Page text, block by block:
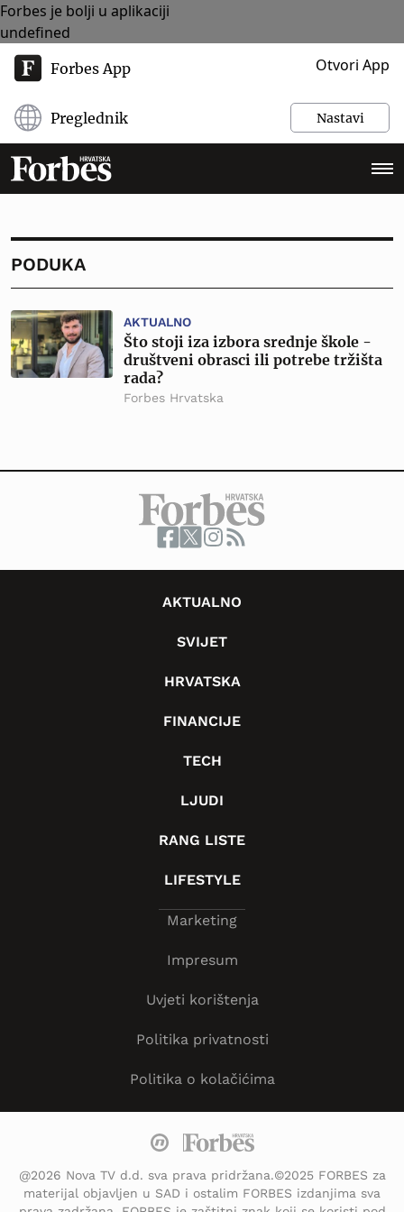
Forbes je bolji u aplikaciji
undefined
Forbes App Otvori App
Preglednik Nastavi
PODUKA
AKTUALNO
Što stoji iza izbora srednje škole -
društveni obrasci ili potrebe tržišta
rada?
Forbes Hrvatska
AKTUALNO
SVIJET
HRVATSKA
FINANCIJE
TECH
LJUDI
RANG LISTE
LIFESTYLE
Marketing
Impresum
Uvjeti korištenja
Politika privatnosti
Politika o kolačićima
@2026 Nova TV d.d. sva prava pridržana.©2025 FORBES za
materijal objavljen u SAD i ostalim FORBES izdanjima sva